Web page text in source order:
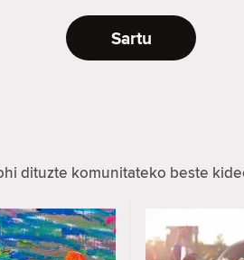
Sartu
dituzte komunitateko beste